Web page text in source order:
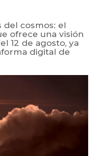
del cosmos: el
ofrece una visión
12 de agosto, ya
digital de